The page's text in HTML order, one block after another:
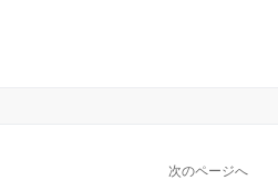
次のページへ